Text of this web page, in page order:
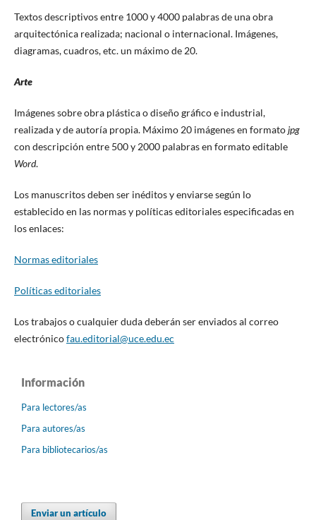
Textos descriptivos entre 1000 y 4000 palabras de una obra
arquitectónica realizada; nacional o internacional. Imágenes,
diagramas, cuadros, etc. un máximo de 20.
Arte
Imágenes sobre obra plástica o diseño gráfico e industrial,
realizada y de autoría propia. Máximo 20 imágenes en formatojpg
con descripción entre 500 y 2000 palabras en formato editable
Word.
Los manuscritos deben ser inéditos y enviarse según lo
establecido en las normas y políticas editoriales especificadas en
los enlaces:
Normas editoriales
Políticas editoriales
Los trabajos o cualquier duda deberán ser enviados al correo
electrónicofau.editorial@uce.edu.ec
Información
Para lectores/as
Para autores/as
Para bibliotecarios/as
Enviar un artículo